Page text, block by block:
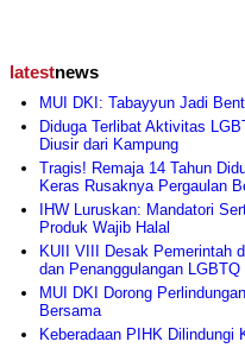
latestnews
MUI DKI: Tabayyun Jadi
Diduga Terlibat Aktivitas
Diusir dari Kampung
Tragis! Remaja 14 Tahun
Keras Rusaknya Pergaulan
IHW Luruskan: Mandatori
Produk Wajib Halal
KUII VIII Desak Pemerintah
dan Penanggulangan LGBTQ
MUI DKI Dorong
Bersama
Keberadaan PIHK Dilindungi